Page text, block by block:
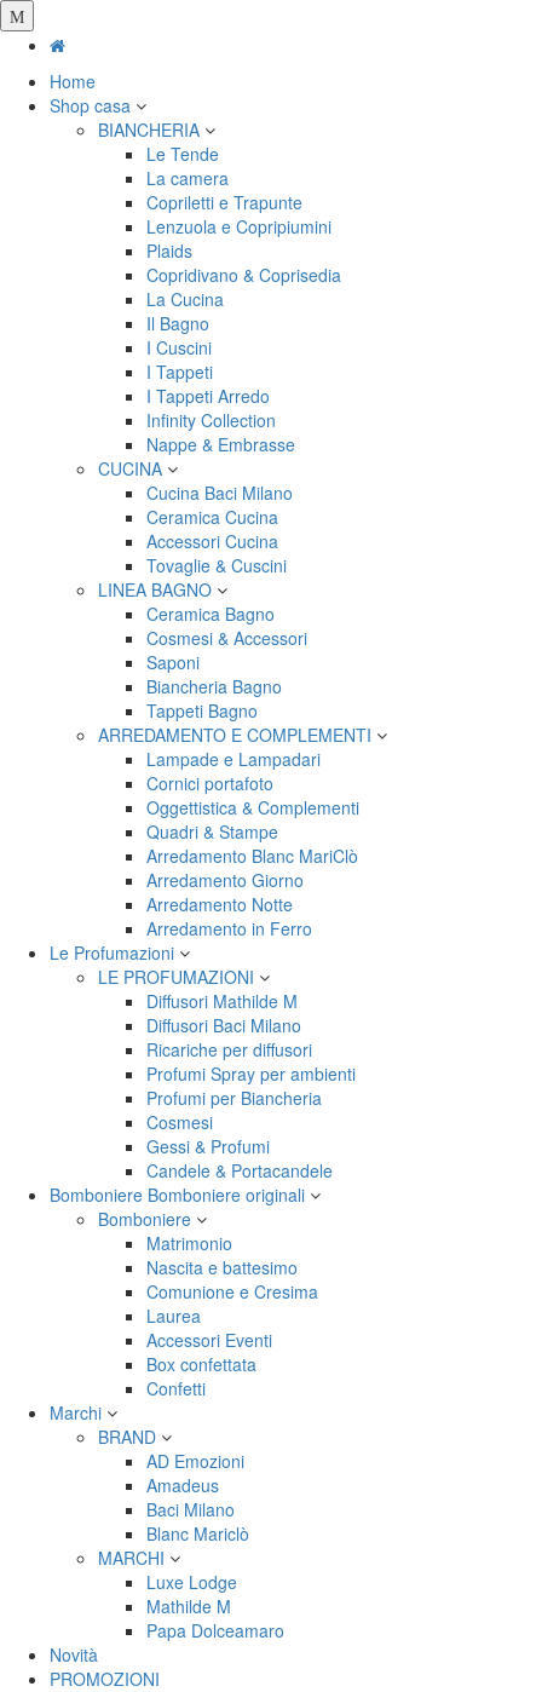
Salta
al
principaleHome
Shop casa
BIANCHERIA
Le Tende
La camera
Copriletti e Trapunte
Lenzuola e Copripiumini
Plaids
Copridivano & Coprisedia
La Cucina
Il Bagno
I Cuscini
I Tappeti
I Tappeti Arredo
Infinity Collection
Nappe & Embrasse
CUCINA
Cucina Baci Milano
Ceramica Cucina
Accessori Cucina
Tovaglie & Cuscini
LINEA BAGNO
Ceramica Bagno
Cosmesi & Accessori
Saponi
Biancheria Bagno
Tappeti Bagno
ARREDAMENTO E COMPLEMENTI
Lampade e Lampadari
Cornici portafoto
Oggettistica & Complementi
Quadri & Stampe
Arredamento Blanc MariClò
Arredamento Giorno
Arredamento Notte
Arredamento in Ferro
Le Profumazioni
LE PROFUMAZIONI
Diffusori Mathilde M
Diffusori Baci Milano
Ricariche per diffusori
Profumi Spray per ambienti
Profumi per Biancheria
Cosmesi
Gessi & Profumi
Candele & Portacandele
Bomboniere Bomboniere originali
Bomboniere
Matrimonio
Nascita e battesimo
Comunione e Cresima
Laurea
Accessori Eventi
Box confettata
Confetti
Marchi
BRAND
AD Emozioni
Amadeus
Baci Milano
Blanc Mariclò
MARCHI
Luxe Lodge
Mathilde M
Papa Dolceamaro
Novità
PROMOZIONI